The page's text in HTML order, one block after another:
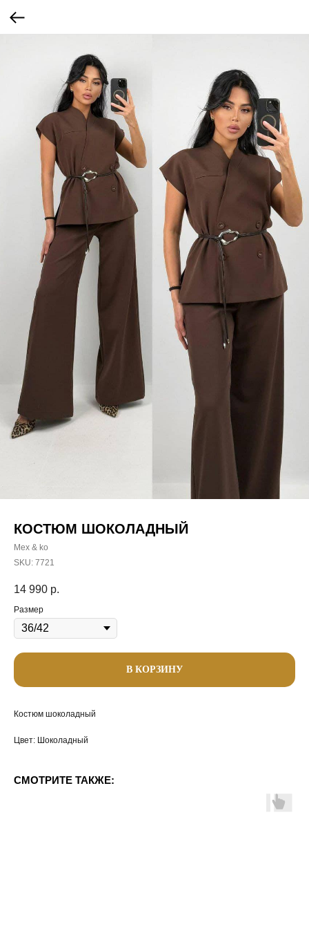
КОСТЮМ ШОКОЛАДНЫЙ
Mex & ko
SKU: 7721
14 990 р.
Размер
В КОРЗИНУ
Костюм шоколадный
Цвет: Шоколадный
СМОТРИТЕ ТАКЖЕ: